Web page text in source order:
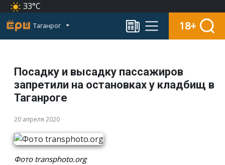
33°C
Таганрог 18+
Посадку и высадку пассажиров
запретили на остановках у кладбищ в
Таганроге
20 апреля 2020
Фото transphoto.org